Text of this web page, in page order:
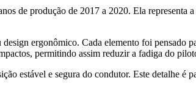
de produção de 2017 a 2020. Ela representa
ergonômico. Cada elemento foi pensado
permitindo assim reduzir a fadiga do
estável e segura do condutor. Este detalhe é